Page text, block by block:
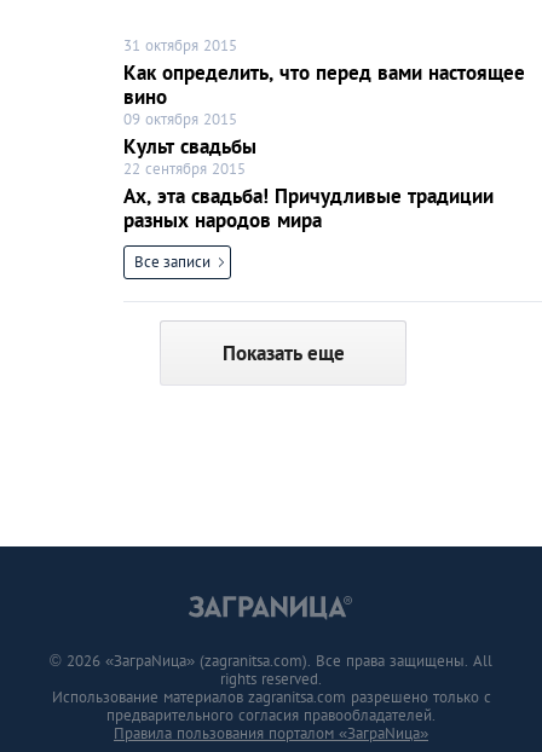
31 октября 2015
Как определить, что перед вами настоящее
вино
09 октября 2015
Культ свадьбы
22 сентября 2015
Ах, эта свадьба! Причудливые традиции
разных народов мира
Все записи
Показать еще
© 2026 «ЗаграNица» (zagranitsa.com). Все права защищены. All
rights reserved.
Использование материалов zagranitsa.com разрешено только с
предварительного согласия правообладателей.
Правила пользования порталом «ЗаграNица»